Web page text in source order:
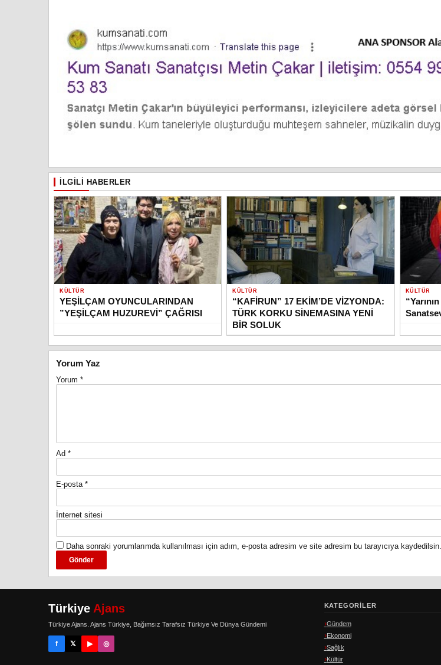
İLGILI HABERLER
KÜLTÜR
YEŞİLÇAM OYUNCULARINDAN
”YEŞİLÇAM HUZUREVİ” ÇAĞRISI
KÜLTÜR
“KAFİRUN” 17 EKİM’DE VİZYONDA:
TÜRK KORKU SİNEMASINA YENİ
BİR SOLUK
KÜLTÜR
Yorum Yaz
Yorum *
Ad *
E-posta *
İnternet sitesi
Daha sonraki yorumlarımda kullanılması için adım, e-posta adresim ve site adresim bu tarayıcıya kaydedilsin.
Türkiye Ajans
Türkiye Ajans. Ajans Türkiye, Bağımsız Tarafsız Türkiye Ve Dünya Gündemi
f 𝕏 ▶ ◎
KATEGORILER
Gündem
Ekonomi
Sağlık
Kültür